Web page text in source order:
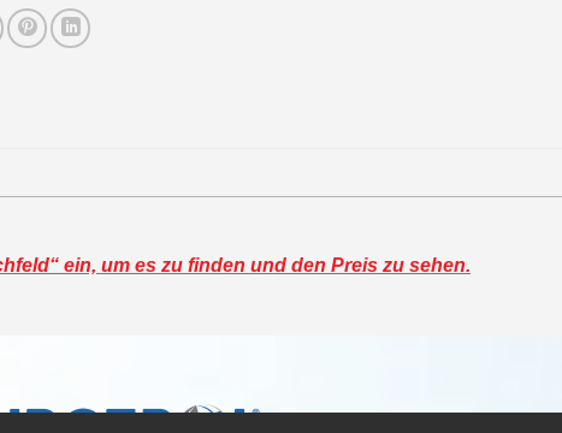
ein, um es zu finden und den Preis zu sehen.